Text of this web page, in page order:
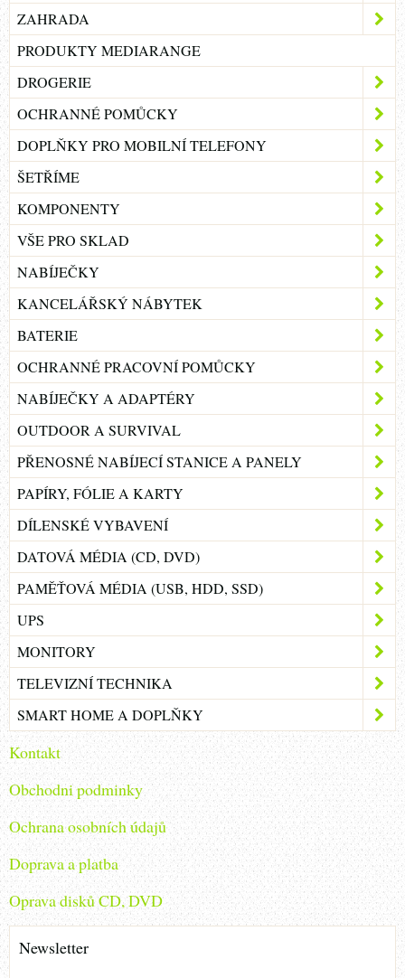
ZAHRADA
PRODUKTY MEDIARANGE
DROGERIE
OCHRANNÉ POMŮCKY
DOPLŇKY PRO MOBILNÍ TELEFONY
ŠETŘÍME
KOMPONENTY
VŠE PRO SKLAD
NABÍJEČKY
KANCELÁŘSKÝ NÁBYTEK
BATERIE
OCHRANNÉ PRACOVNÍ POMŮCKY
NABÍJEČKY A ADAPTÉRY
OUTDOOR A SURVIVAL
PŘENOSNÉ NABÍJECÍ STANICE A PANELY
PAPÍRY, FÓLIE A KARTY
DÍLENSKÉ VYBAVENÍ
DATOVÁ MÉDIA (CD, DVD)
PAMĚŤOVÁ MÉDIA (USB, HDD, SSD)
UPS
MONITORY
TELEVIZNÍ TECHNIKA
SMART HOME A DOPLŇKY
Kontakt
Obchodni podminky
Ochrana osobních údajů
Doprava a platba
Oprava disků CD, DVD
Newsletter